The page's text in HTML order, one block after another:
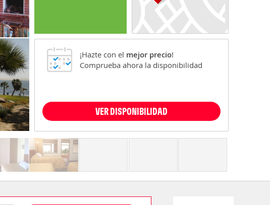
¡Hazte con el mejor precio!
Comprueba ahora la disponibilidad
VER DISPONIBILIDAD